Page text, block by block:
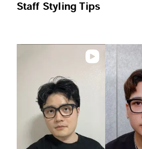
Staff Styling Tips